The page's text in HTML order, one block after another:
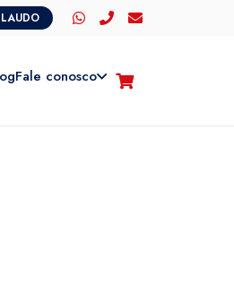
Fale conosco